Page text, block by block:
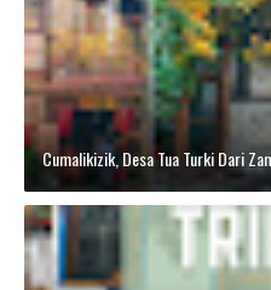
Cumalikizik, Desa Tua Turki Dari